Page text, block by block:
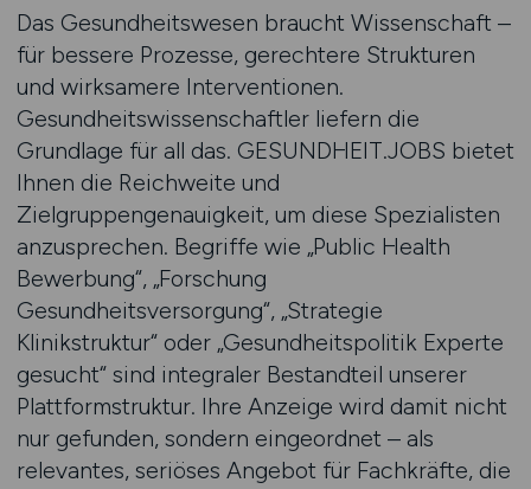
Das Gesundheitswesen braucht Wissenschaft –
für bessere Prozesse, gerechtere Strukturen
und wirksamere Interventionen.
Gesundheitswissenschaftler liefern die
Grundlage für all das. GESUNDHEIT.JOBS bietet
Ihnen die Reichweite und
Zielgruppengenauigkeit, um diese Spezialisten
anzusprechen. Begriffe wie „Public Health
Bewerbung“, „Forschung
Gesundheitsversorgung“, „Strategie
Klinikstruktur“ oder „Gesundheitspolitik Experte
gesucht“ sind integraler Bestandteil unserer
Plattformstruktur. Ihre Anzeige wird damit nicht
nur gefunden, sondern eingeordnet – als
relevantes, seriöses Angebot für Fachkräfte, die